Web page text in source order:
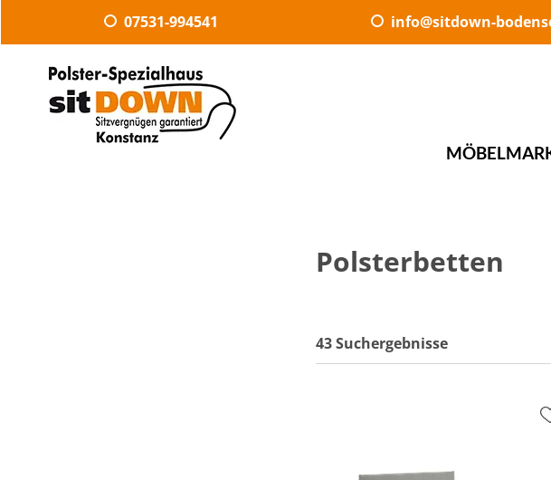
07531-994541 info@sitdown-
MÖBEL
Polsterbetten
43 Suchergebnisse